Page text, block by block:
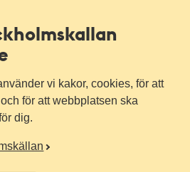
vi kakor, cookies, för att
för att webbplatsen ska
dig.